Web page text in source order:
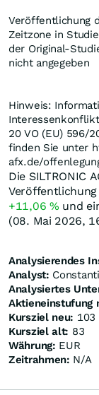
Veröffentlichung
Zeitzone in
der Original-
nicht angegeben
Hinweis:
20 VO (EU) 596/
finden Sie unter
afx.de/
Die SILTRONIC
+11,06 % und
(08. Mai 2026,
Analysierendes
Analyst:
Analysiertes
Aktieneinstufung
Kursziel neu: 103
Kursziel alt: 83
Währung: EUR
Zeitrahmen: N/A